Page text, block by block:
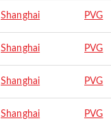
Shanghai PVG
Shanghai PVG
Shanghai PVG
Shanghai PVG